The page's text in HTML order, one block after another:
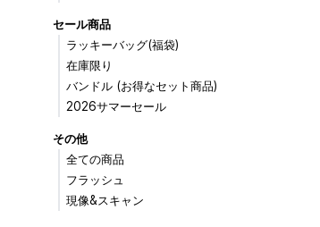
セール商品
ラッキーバッグ(福袋)
在庫限り
バンドル (お得なセット商品)
2026サマーセール
その他
全ての商品
フラッシュ
現像&スキャン